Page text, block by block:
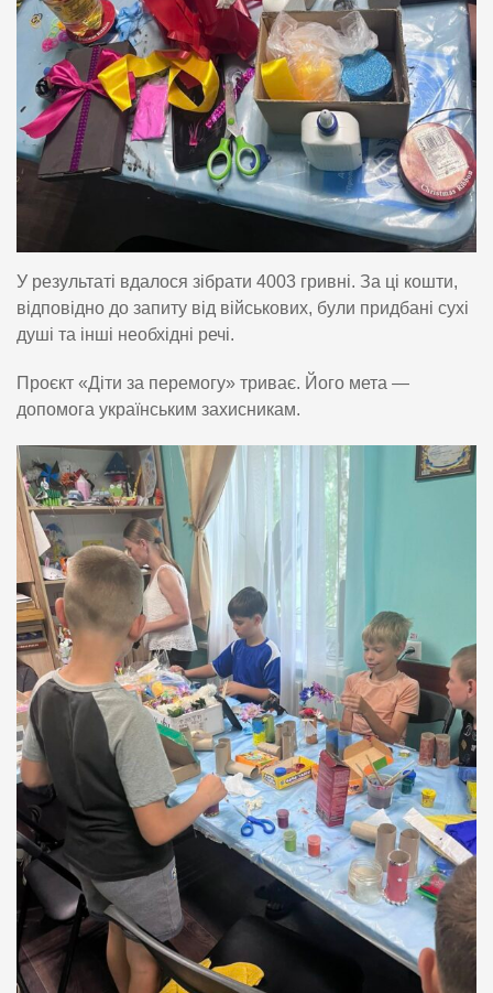
У результаті вдалося зібрати 4003 гривні. За ці кошти,
відповідно до запиту від військових, були придбані сухі
душі та інші необхідні речі.
Проєкт «Діти за перемогу» триває. Його мета —
допомога українським захисникам.